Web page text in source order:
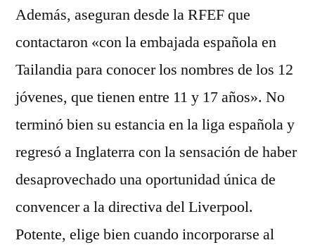
Además, aseguran desde la RFEF que
contactaron «con la embajada española en
Tailandia para conocer los nombres de los 12
jóvenes, que tienen entre 11 y 17 años». No
terminó bien su estancia en la liga española y
regresó a Inglaterra con la sensación de haber
desaprovechado una oportunidad única de
convencer a la directiva del Liverpool.
Potente, elige bien cuando incorporarse al